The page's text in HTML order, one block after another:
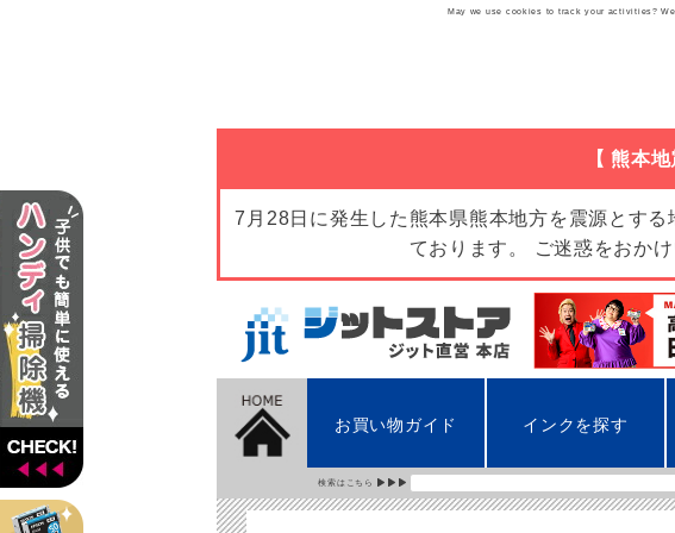
【 熊本
7月28日に発生した熊本県熊本地方を震源とす
ております。 ご迷惑をおか
お買い物ガイド インクを探す
検索はこちら
May we use cookies to track your activities?